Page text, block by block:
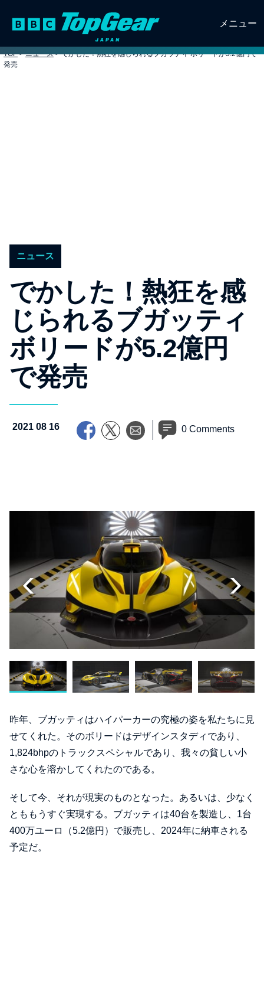
メニュー
TOP > ニュース > でかした！熱狂を感じられるブガッティ ボリードが5.2億円で
発売
ニュース
でかした！熱狂を感
じられるブガッティ
ボリードが5.2億円
で発売
2021 08 16 0 Comments
昨年、ブガッティはハイパーカーの究極の姿を私たちに見
せてくれた。そのボリードはデザインスタディであり、
1,824bhpのトラックスペシャルであり、我々の貧しい小
さな心を溶かしてくれたのである。
そして今、それが現実のものとなった。あるいは、少なく
とももうすぐ実現する。ブガッティは40台を製造し、1台
400万ユーロ（5.2億円）で販売し、2024年に納車される
予定だ。